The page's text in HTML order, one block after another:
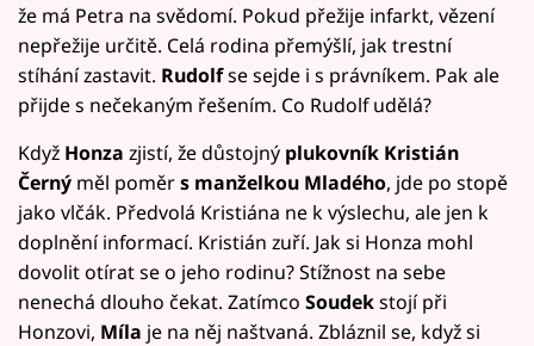
že má Petra na svědomí. Pokud přežije infarkt, vězení
nepřežije určitě. Celá rodina přemýšlí, jak trestní
stíhání zastavit. Rudolfse sejde i s právníkem. Pak ale
přijde s nečekaným řešením. Co Rudolf udělá?
Když Honza zjistí, že důstojný plukovník Kristián
Černý měl poměrs manželkou Mladého, jde po stopě
jako vlčák. Předvolá Kristiána ne k výslechu, ale jen k
doplnění informací. Kristián zuří. Jak si Honza mohl
dovolit otírat se o jeho rodinu? Stížnost na sebe
nenechá dlouho čekat. Zatímco Soudekstojí při
Honzovi, Míla je na něj naštvaná. Zbláznil se, když si